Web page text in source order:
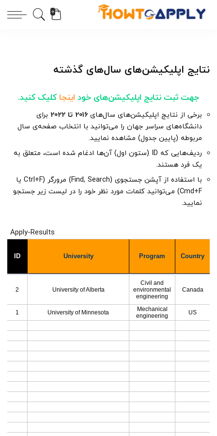
0
نتایج اپلیکیشن‌های سال‌های گذشته
جهت ثبت نتایج اپلیکیشن‌های خود اینجاکلیک کنید.
برخی از نتایج اپلیکیشن‌های سال‌های2016 تا 2022
برای
دانشگاه‌های سراسر جهان را می‌توانید با انتخاب صفحه‌ی سال
مربوطه (پایین جدول) مشاهده نمایید.
ردیف‌هایی که ID (ستون اول) آن‌ها ادغام شده است، متعلق به
یک فرد هستند.
با استفاده از آپشن جستجوی (Find, Search) مرورگر (Ctrl+F یا
Cmd+F) می‌توانید کلمات مورد نظر خود را در لیست زیر جستجو
نمایید.